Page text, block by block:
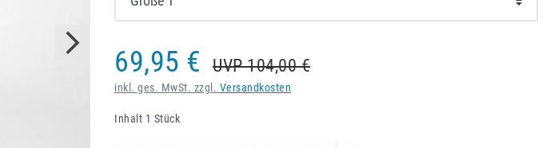
69,95 € UVP 104,00 €
inkl. ges. MwSt. zzgl. Versandkosten
Inhalt 1 Stück